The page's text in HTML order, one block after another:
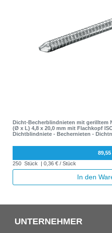
Dicht-Becherblindnieten mit gerilltem
(Ø x L) 4,8 x 20,0 mm mit Flachkopf
Dichtblindniete - Bechernieten -
89,55
250 Stück | 0,36 € / Stück
In den
UNTERNEHMER